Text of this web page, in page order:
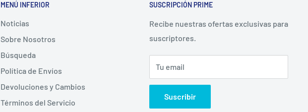
MENÚ INFERIOR
Noticias
Sobre Nosotros
Búsqueda
Política de Envíos
Devoluciones y Cambios
Términos del Servicio
SUSCRIPCIÓN PRIME
Recibe nuestras ofertas exclusivas para
suscriptores.
Tu email
Suscribir